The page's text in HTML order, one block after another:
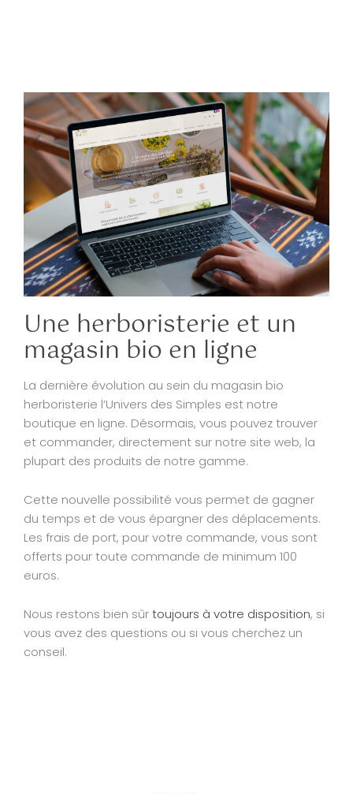
Une herboristerie et un
magasin bio en ligne
La dernière évolution au sein du magasin bio
herboristerie l’Univers des Simples est notre
boutique en ligne. Désormais, vous pouvez trouver
et commander, directement sur notre site web, la
plupart des produits de notre gamme.
Cette nouvelle possibilité vous permet de gagner
du temps et de vous épargner des déplacements.
Les frais de port, pour votre commande, vous sont
offerts pour toute commande de minimum 100
euros.
Nous restons bien sûrtoujours à votre disposition, si
vous avez des questions ou si vous cherchez un
conseil.